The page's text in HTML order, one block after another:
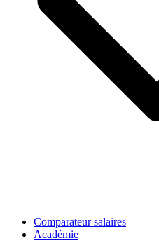
Comparateur salaires
Académie